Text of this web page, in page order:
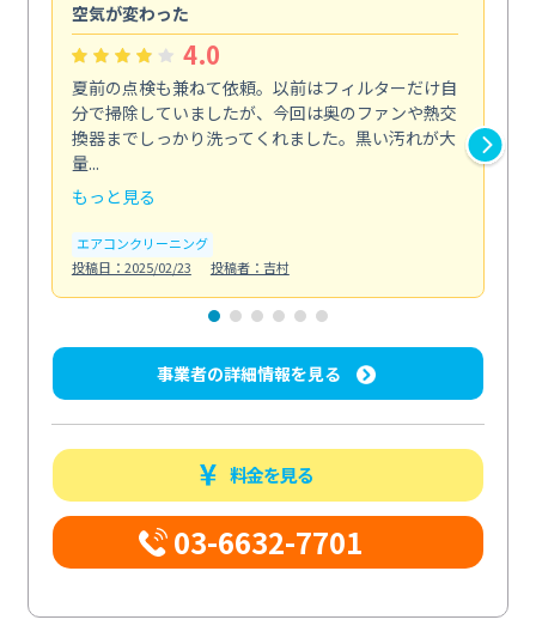
空気が変わった
4.0
夏前の点検も兼ねて依頼。以前はフィルターだけ自
分で掃除していましたが、今回は奥のファンや熱交
換器までしっかり洗ってくれました。黒い汚れが大
量...
もっと見る
エアコンクリーニング
投稿日：2025/02/23
投稿者：吉村
事業者の詳細情報を見る
料金を見る
03-6632-7701